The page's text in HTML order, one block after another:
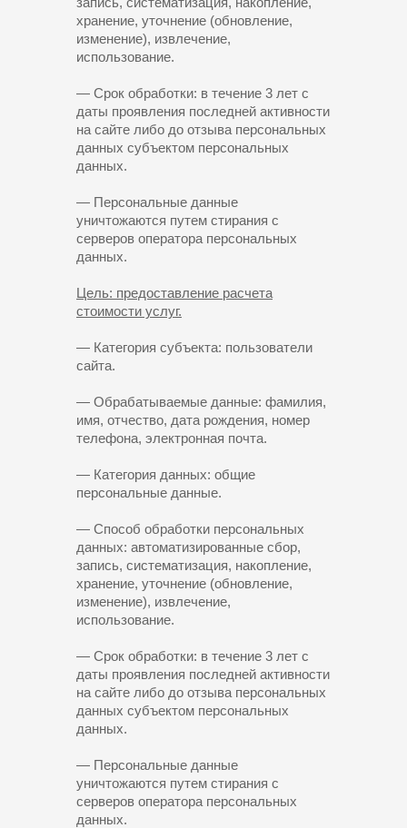
хранение, уточнение (обновление,
изменение), извлечение,
использование.
— Срок обработки: в течение 3 лет с
даты проявления последней активности
на сайте либо до отзыва персональных
данных субъектом персональных
данных.
— Персональные данные
уничтожаются путем стирания с
серверов оператора персональных
данных.
Цель: предоставление расчета
стоимости услуг.
— Категория субъекта: пользователи
сайта.
— Обрабатываемые данные: фамилия,
имя, отчество, дата рождения, номер
телефона, электронная почта.
— Категория данных: общие
персональные данные.
— Способ обработки персональных
данных: автоматизированные сбор,
запись, систематизация, накопление,
хранение, уточнение (обновление,
изменение), извлечение,
использование.
— Срок обработки: в течение 3 лет с
даты проявления последней активности
на сайте либо до отзыва персональных
данных субъектом персональных
данных.
— Персональные данные
уничтожаются путем стирания с
серверов оператора персональных
данных.